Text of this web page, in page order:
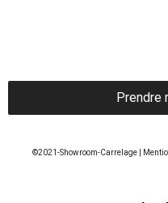
Prendre
©2021-Showroom-Carrelage |